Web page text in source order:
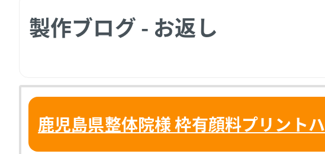
製作ブログ - お返し
鹿児島県整体院様 枠有顔料プリント